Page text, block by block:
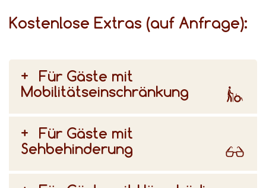
Kostenlose Extras (auf Anfrage):
Für Gäste mit
Mobilitätseinschränkung
Für Gäste mit
Sehbehinderung